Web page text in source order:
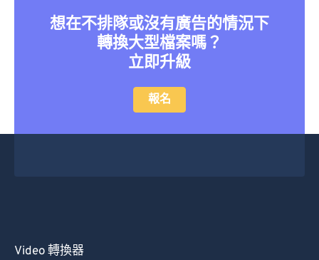
想在不排隊或沒有廣告的情況下
轉換大型檔案嗎？
立即升級
報名
Video 轉換器